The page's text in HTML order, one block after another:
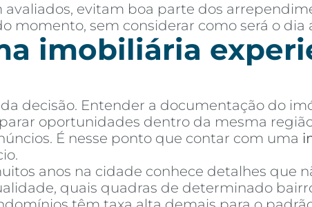
avaliados, evitam boa parte dos
momento, sem considerar como será o dia
imobiliária
decisão. Entender a documentação do
oportunidades dentro da mesma
É nesse ponto que contar com uma
anos na cidade conhece detalhes que
quais quadras de determinado